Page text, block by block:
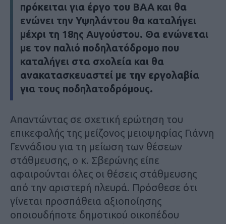
πρόκειται για έργο του ΒΑΑ και θα
ενώνει την Υψηλάντου θα καταλήγει
μέχρι τη 18ης Αυγούστου. Θα ενώνεται
με τον παλιό ποδηλατόδρομο που
καταλήγει στα σχολεία και θα
ανακατασκευαστεί με την εργολαβία
για τους ποδηλατοδρόμους.
Απαντώντας σε σχετική ερώτηση του
επικεφαλής της μείζονος μειοψηφίας Γιάννη
Γεννάδιου για τη μείωση των θέσεων
στάθμευσης, ο κ. Σβερώνης είπε
αφαιρούνται όλες οι θέσεις στάθμευσης
από την αριστερή πλευρά. Πρόσθεσε ότι
γίνεται προσπάθεια αξιοποίησης
οποιουδήποτε δημοτικού οικοπέδου